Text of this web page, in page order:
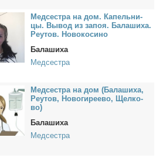
Мед­сест­ра на дом. Ка­пель­ни­
цы. Вы­вод из за­поя. Ба­ла­ши­ха.
Ре­утов. Но­во­ко­си­но
Балашиха
Медсестра
Мед­сест­ра на дом (Ба­ла­ши­ха,
Ре­утов, Но­во­ги­ре­ево, Щел­ко­
во)
Балашиха
Медсестра